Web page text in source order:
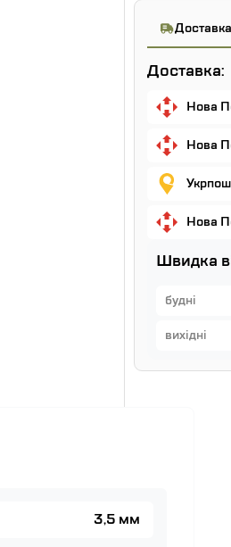
Доставка
Доставка:
Нова
Нова
Нова
Швидка
будні
вихідні
3,5 мм